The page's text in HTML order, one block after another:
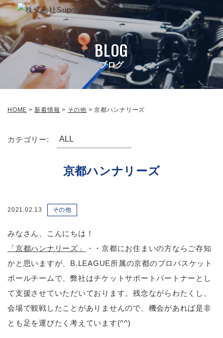
BLOG
ブログ
HOME >新着情報 > その他 > 京都ハンナリーズ
カテゴリー:
京都ハンナリーズ
2021.02.13 その他
みなさん、こんにちは！
「京都ハンナリーズ」
・・京都にお住まいの方ならご存知
かと思いますが、B.LEAGUE所属の京都のプロバスケット
ボールチームで、弊社はチケットサポートパートナーとし
て支援させていただいております。残念ながらわたくし、
会場で観戦したことがありませんので、機会があれば是非
とも足を運びたく考えています(^^)